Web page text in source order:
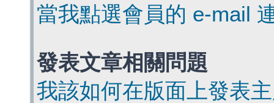
當我點選會員的 e-mail
發表文章相關問題
我該如何在版面上發表